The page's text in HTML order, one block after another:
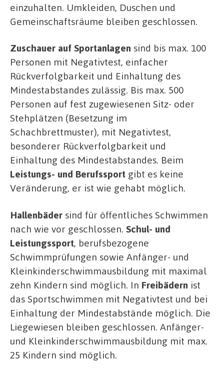
einzuhalten. Umkleiden, Duschen und
Gemeinschaftsräume bleiben geschlossen.
Zuschauer auf Sportanlagen sind bis max. 100
Personen mit Negativtest, einfacher
Rückverfolgbarkeit und Einhaltung des
Mindestabstandes zulässig. Bis max. 500
Personen auf fest zugewiesenen Sitz- oder
Stehplätzen (Besetzung im
Schachbrettmuster), mit Negativtest,
besonderer Rückverfolgbarkeit und
Einhaltung des Mindestabstandes. Beim
Leistungs- und Berufssport gibt es keine
Veränderung, er ist wie gehabt möglich.
Hallenbäder sind für öffentliches Schwimmen
nach wie vor geschlossen. Schul- und
Leistungssport, berufsbezogene
Schwimmprüfungen sowie Anfänger- und
Kleinkinderschwimmausbildung mit maximal
zehn Kindern sind möglich. In Freibädern ist
das Sportschwimmen mit Negativtest und bei
Einhaltung der Mindestabstände möglich. Die
Liegewiesen bleiben geschlossen. Anfänger-
und Kleinkinderschwimmausbildung mit max.
25 Kindern sind möglich.